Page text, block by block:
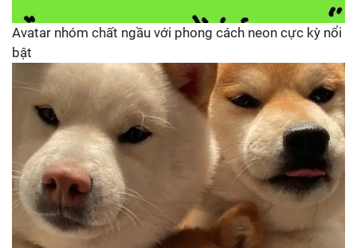
Avatar nhóm chất ngầu với phong cách neon cực kỳ nổi
bật